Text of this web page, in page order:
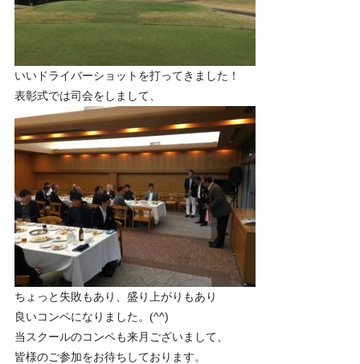
いいドライバーショットを打ってきました！
表彰式では司会をしまして、
ちょっと失敗もあり、盛り上がりもあり
良いコンペになりました。(^^)
当スクールのコンペも来月ございまして、
皆様のご参加をお待ちしております。